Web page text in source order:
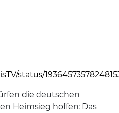
status/
die deutschen
Heimsieg hoffen: Das